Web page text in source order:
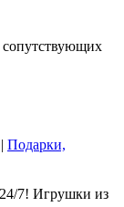
| Подарки,
7! Игрушки из